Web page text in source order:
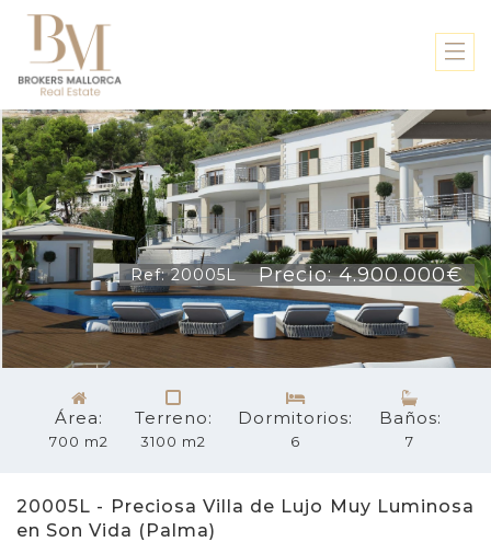
Precio: 4.900.000€
Ref: 20005L
Área:
700 m2
Terreno:
3100 m2
Dormitorios:
6
Baños:
7
20005L - Preciosa Villa de Lujo Muy Luminosa
en Son Vida (Palma)